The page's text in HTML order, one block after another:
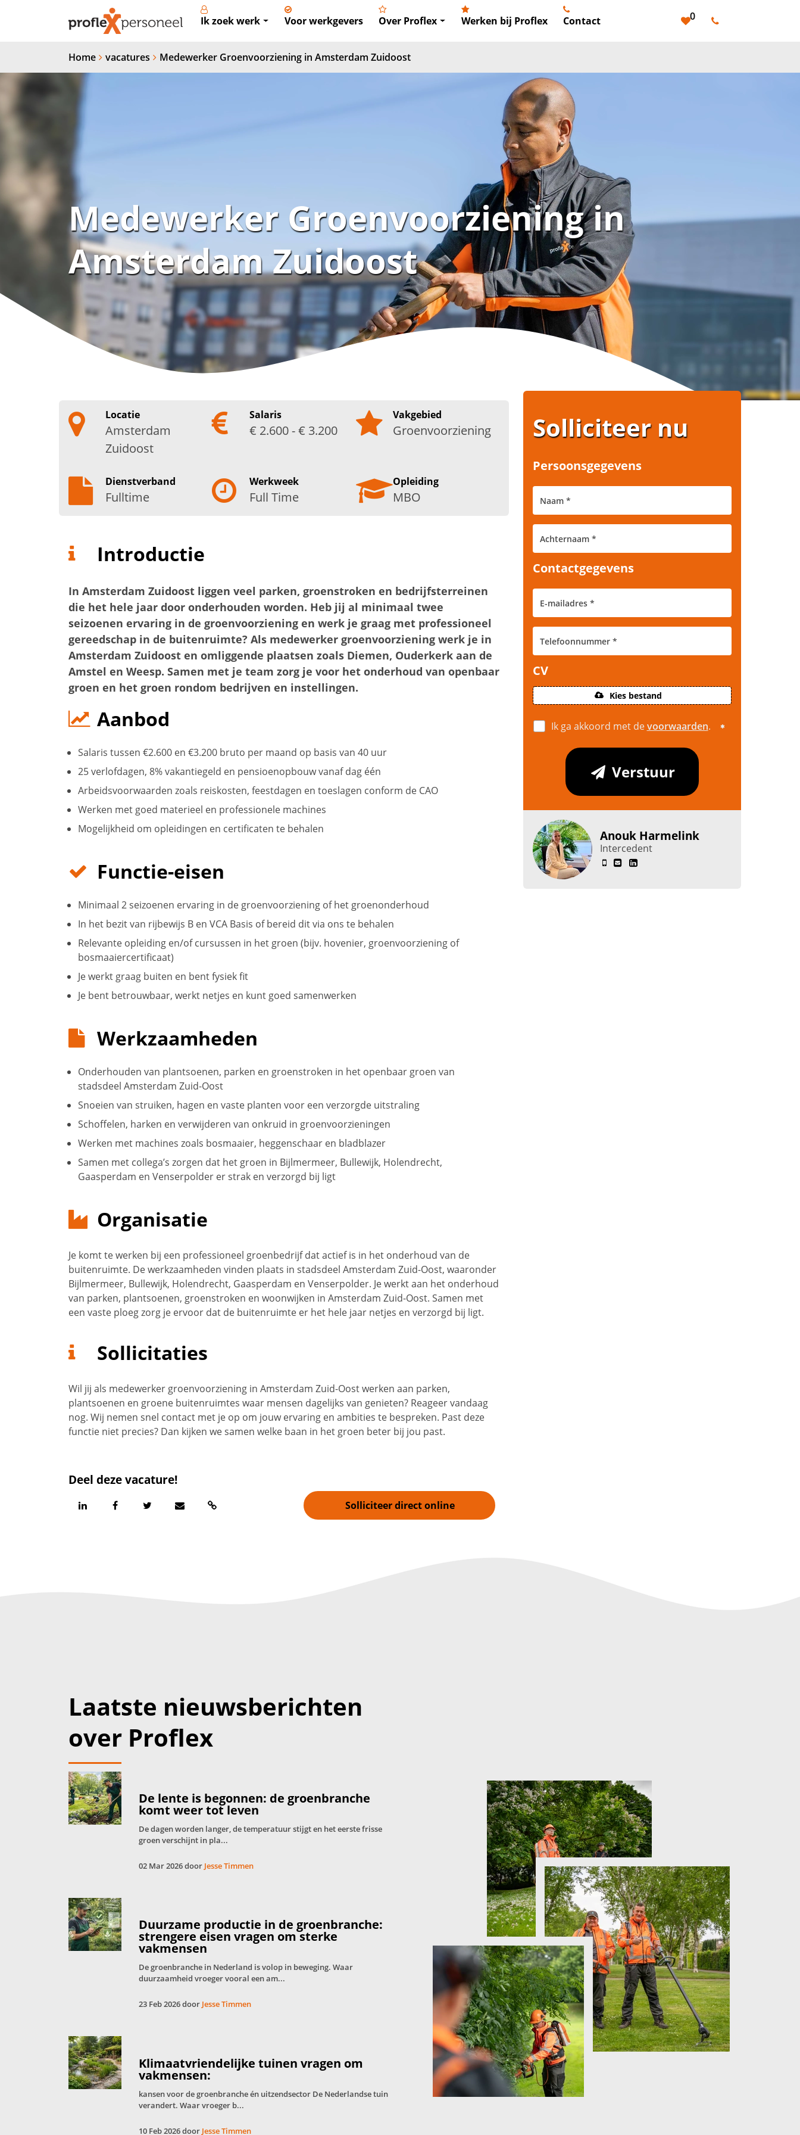
Ik zoek werk Voor werkgevers Over Proflex Werken bij Proflex Contact 0
Home vacatures Medewerker Groenvoorziening in Amsterdam Zuidoost
Medewerker Groenvoorziening in
Amsterdam Zuidoost
Locatie
Amsterdam
Zuidoost
Salaris
€ 2.600 - € 3.200
Vakgebied
Groenvoorziening
Dienstverband
Fulltime
Werkweek
Full Time
Opleiding
MBO
Introductie
In Amsterdam Zuidoost liggen veel parken, groenstroken en bedrijfsterreinen
die het hele jaar door onderhouden worden. Heb jij al minimaal twee
seizoenen ervaring in de groenvoorziening en werk je graag met professioneel
gereedschap in de buitenruimte? Als medewerker groenvoorziening werk je in
Amsterdam Zuidoost en omliggende plaatsen zoals Diemen, Ouderkerk aan de
Amstel en Weesp. Samen met je team zorg je voor het onderhoud van openbaar
groen en het groen rondom bedrijven en instellingen.
Aanbod
Salaris tussen €2.600 en €3.200 bruto per maand op basis van 40 uur
25 verlofdagen, 8% vakantiegeld en pensioenopbouw vanaf dag één
Arbeidsvoorwaarden zoals reiskosten, feestdagen en toeslagen conform de CAO
Werken met goed materieel en professionele machines
Mogelijkheid om opleidingen en certificaten te behalen
Functie-eisen
Minimaal 2 seizoenen ervaring in de groenvoorziening of het groenonderhoud
In het bezit van rijbewijs B en VCA Basis of bereid dit via ons te behalen
Relevante opleiding en/of cursussen in het groen (bijv. hovenier, groenvoorziening of
bosmaaiercertificaat)
Je werkt graag buiten en bent fysiek fit
Je bent betrouwbaar, werkt netjes en kunt goed samenwerken
Werkzaamheden
Onderhouden van plantsoenen, parken en groenstroken in het openbaar groen van
stadsdeel Amsterdam Zuid-Oost
Snoeien van struiken, hagen en vaste planten voor een verzorgde uitstraling
Schoffelen, harken en verwijderen van onkruid in groenvoorzieningen
Werken met machines zoals bosmaaier, heggenschaar en bladblazer
Samen met collega’s zorgen dat het groen in Bijlmermeer, Bullewijk, Holendrecht,
Gaasperdam en Venserpolder er strak en verzorgd bij ligt
Organisatie
Je komt te werken bij een professioneel groenbedrijf dat actief is in het onderhoud van de
buitenruimte. De werkzaamheden vinden plaats in stadsdeel Amsterdam Zuid-Oost, waaronder
Bijlmermeer, Bullewijk, Holendrecht, Gaasperdam en Venserpolder. Je werkt aan het onderhoud
van parken, plantsoenen, groenstroken en woonwijken in Amsterdam Zuid-Oost. Samen met
een vaste ploeg zorg je ervoor dat de buitenruimte er het hele jaar netjes en verzorgd bij ligt.
Sollicitaties
Wil jij als medewerker groenvoorziening in Amsterdam Zuid-Oost werken aan parken,
plantsoenen en groene buitenruimtes waar mensen dagelijks van genieten? Reageer vandaag
nog. Wij nemen snel contact met je op om jouw ervaring en ambities te bespreken. Past deze
functie niet precies? Dan kijken we samen welke baan in het groen beter bij jou past.
Deel deze vacature!
Solliciteer direct online
Anouk Harmelink
Intercedent
Solliciteer nu
Persoonsgegevens
Contactgegevens
CV
Kies bestand
Ik ga akkoord met devoorwaarden.
Verstuur
Laatste nieuwsberichten
over Proflex
De lente is begonnen: de groenbranche
komt weer tot leven
De dagen worden langer, de temperatuur stijgt en het eerste frisse
groen verschijnt in pla...
02 Mar 2026 door Jesse Timmen
Duurzame productie in de groenbranche:
strengere eisen vragen om sterke
vakmensen
De groenbranche in Nederland is volop in beweging. Waar
duurzaamheid vroeger vooral een am...
23 Feb 2026 door Jesse Timmen
Klimaatvriendelijke tuinen vragen om
vakmensen:
kansen voor de groenbranche én uitzendsector De Nederlandse tuin
verandert. Waar vroeger b...
10 Feb 2026 door Jesse Timmen